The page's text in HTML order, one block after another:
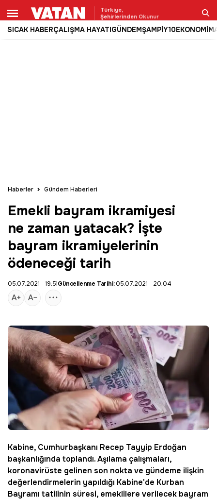
Türkiye,
Şehirlerinden Okunur
SICAK HABERÇALIŞMA HAYATIGÜNDEMŞAMPİY10EKONOMİ
Ara
Haberler Gündem Haberleri
Emekli bayram ikramiyesi
ne zaman yatacak? İşte
bayram ikramiyelerinin
ödeneceği tarih
05.07.2021 - 19:51Güncellenme Tarihi:05.07.2021 - 20:04
Kabine, Cumhurbaşkanı Recep Tayyip Erdoğan
başkanlığında toplandı. Aşılama çalışmaları,
koronavirüste gelinen son nokta ve gündeme ilişkin
değerlendirmelerin yapıldığı Kabine'de Kurban
Bayramı tatilinin süresi, emeklilere verilecek bayram